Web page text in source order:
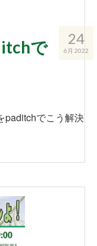
24
6月 2022
で
でこう解決